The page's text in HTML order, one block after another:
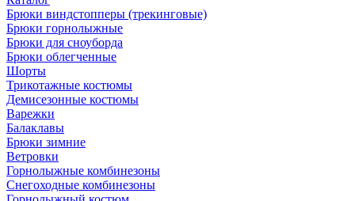
Брюки виндстопперы (трекинговые)
Брюки горнолыжные
Брюки для сноуборда
Брюки облегченные
Шорты
Трикотажные костюмы
Демисезонные костюмы
Варежки
Балаклавы
Брюки зимние
Ветровки
Горнолыжные комбинезоны
Снегоходные комбинезоны